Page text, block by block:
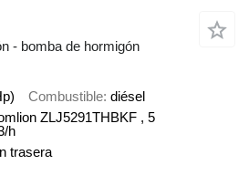
- bomba de hormigón
Combustible diésel
ZLJ5291THBKF , 5
h
trasera